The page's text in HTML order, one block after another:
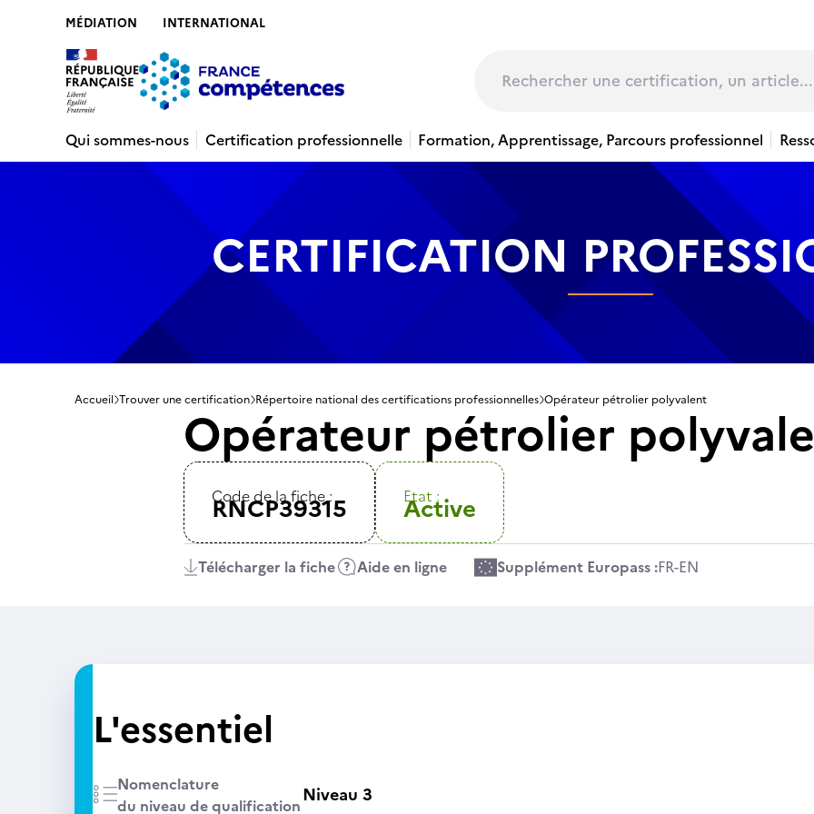
MÉDIATION INTERNATIONAL
Qui sommes-nous Certification professionnelle Formation, Apprentissage, Parcours professionnel
CERTIFICATION
Accueil Trouver une certification Répertoire national des certifications professionnelles Opérateur pétrolier polyvalent
Opérateur pétrolier
Code de la fiche :
RNCP39315 Etat :
Active
Télécharger la fiche Aide en ligne Supplément Europass :FR-EN
L'essentiel
Nomenclature
du niveau de qualificationNiveau 3